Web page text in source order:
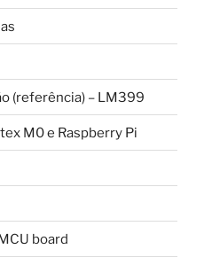
(referência) – LM399
M0 e Raspberry Pi
board